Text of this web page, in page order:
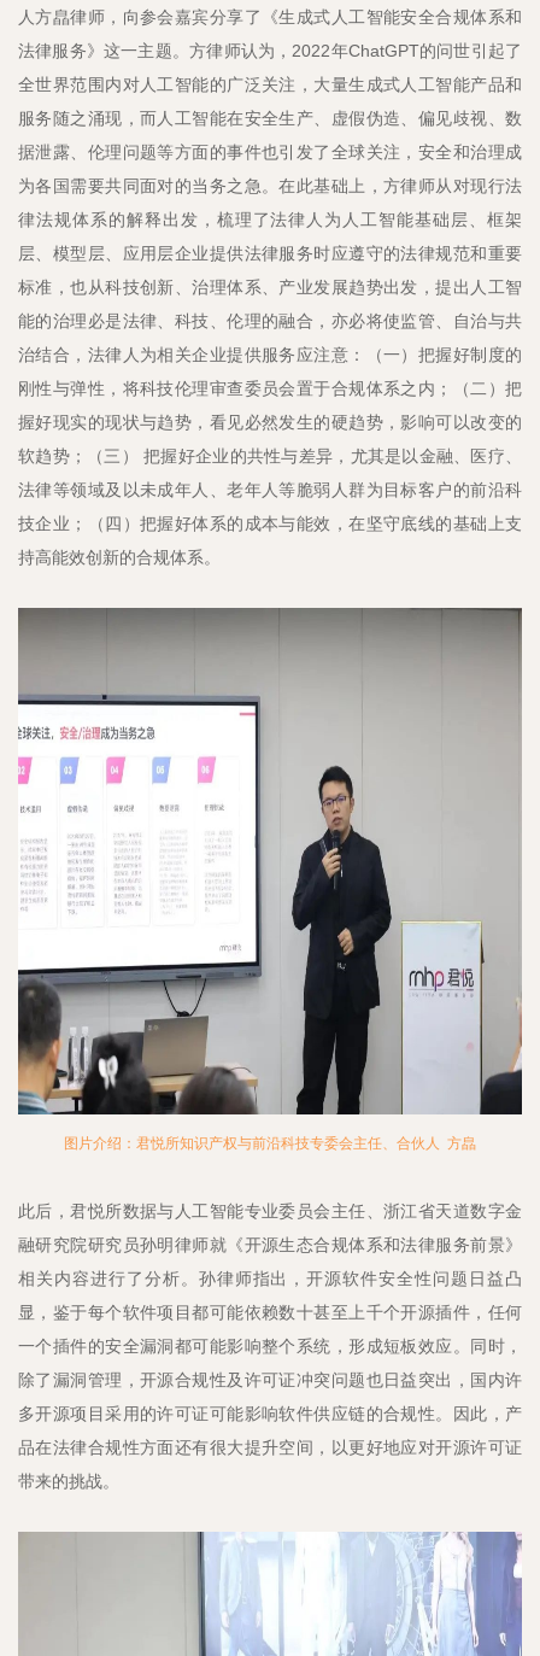
人方皛律师，向参会嘉宾分享了《生成式人工智能安全合规体系和
法律服务》这一主题。方律师认为，2022年ChatGPT的问世引起了
全世界范围内对人工智能的广泛关注，大量生成式人工智能产品和
服务随之涌现，而人工智能在安全生产、虚假伪造、偏见歧视、数
据泄露、伦理问题等方面的事件也引发了全球关注，安全和治理成
为各国需要共同面对的当务之急。在此基础上，方律师从对现行法
律法规体系的解释出发，梳理了法律人为人工智能基础层、框架
层、模型层、应用层企业提供法律服务时应遵守的法律规范和重要
标准，也从科技创新、治理体系、产业发展趋势出发，提出人工智
能的治理必是法律、科技、伦理的融合，亦必将使监管、自治与共
治结合，法律人为相关企业提供服务应注意：（一）把握好制度的
刚性与弹性，将科技伦理审查委员会置于合规体系之内；（二）把
握好现实的现状与趋势，看见必然发生的硬趋势，影响可以改变的
软趋势；（三） 把握好企业的共性与差异，尤其是以金融、医疗、
法律等领域及以未成年人、老年人等脆弱人群为目标客户的前沿科
技企业；（四）把握好体系的成本与能效，在坚守底线的基础上支
持高能效创新的合规体系。
图片介绍：君悦所知识产权与前沿科技专委会主任、合伙人 方皛
此后，君悦所数据与人工智能专业委员会主任、浙江省天道数字金
融研究院研究员孙明律师就《开源生态合规体系和法律服务前景》
相关内容进行了分析。孙律师指出，开源软件安全性问题日益凸
显，鉴于每个软件项目都可能依赖数十甚至上千个开源插件，任何
一个插件的安全漏洞都可能影响整个系统，形成短板效应。同时，
除了漏洞管理，开源合规性及许可证冲突问题也日益突出，国内许
多开源项目采用的许可证可能影响软件供应链的合规性。因此，产
品在法律合规性方面还有很大提升空间，以更好地应对开源许可证
带来的挑战。